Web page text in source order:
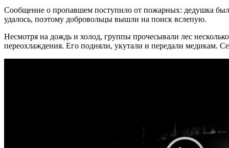
Сообщение о пропавшем поступило от пожарных: дедушка был
удалось, поэтому добровольцы вышли на поиск вслепую.
Несмотря на дождь и холод, группы прочесывали лес
переохлаждения. Его подняли, укутали и передали медикам.